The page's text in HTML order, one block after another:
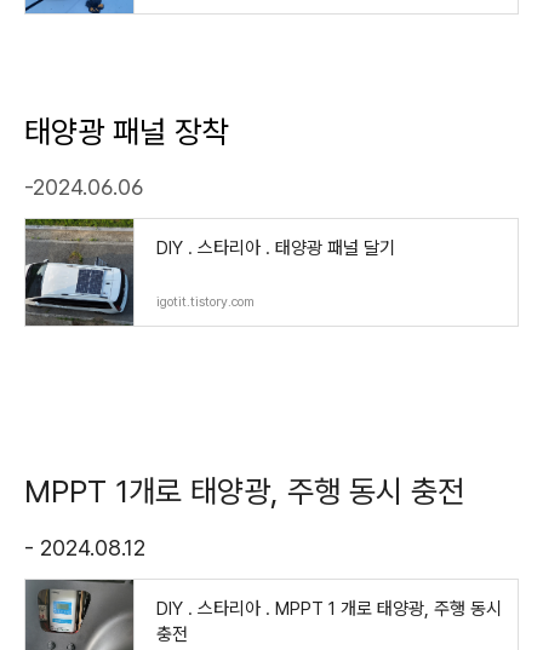
태양광 패널 장착
-2024.06.06
DIY . 스타리아 . 태양광 패널 달기
igotit.tistory.com
MPPT 1개로 태양광, 주행 동시 충전
- 2024.08.12
DIY . 스타리아 . MPPT 1 개로 태양광, 주행 동시
충전